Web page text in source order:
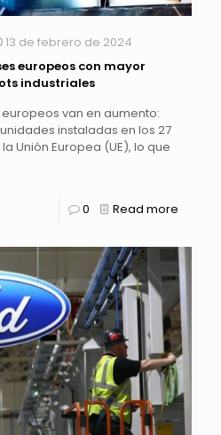
13 de febrero de 2024
europeos con mayor
industriales
van en aumento:
instaladas en los 27
Unión Europea (UE), lo que
0 Read more